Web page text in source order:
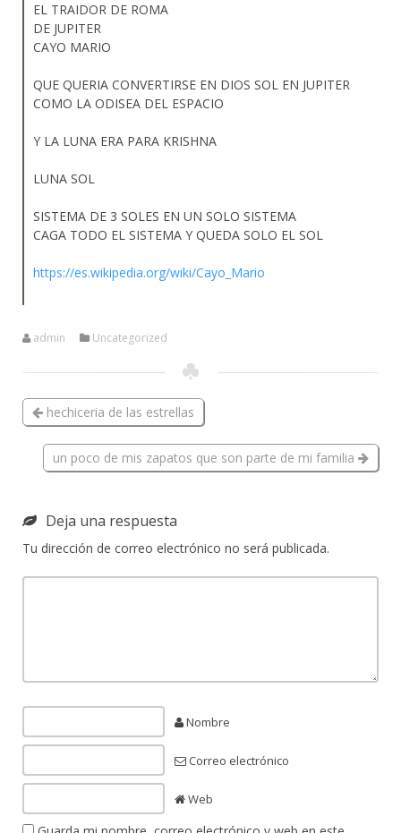
EL TRAIDOR DE ROMA
DE JUPITER
CAYO MARIO
QUE QUERIA CONVERTIRSE EN DIOS SOL EN JUPITER
COMO LA ODISEA DEL ESPACIO
Y LA LUNA ERA PARA KRISHNA
LUNA SOL
SISTEMA DE 3 SOLES EN UN SOLO SISTEMA
CAGA TODO EL SISTEMA Y QUEDA SOLO EL SOL
https://es.wikipedia.org/wiki/Cayo_Mario
admin Uncategorized
hechiceria de las estrellas
un poco de mis zapatos que son parte de mi familia
Deja una respuesta
Tu dirección de correo electrónico no será publicada.
Nombre
Correo electrónico
Web